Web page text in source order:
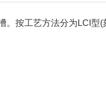
。按工艺方法分为LCI